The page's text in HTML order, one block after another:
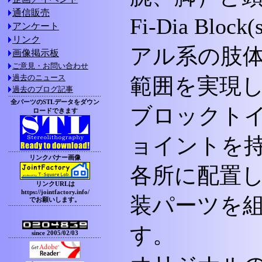
通信販売
アンケート
リンク
画像掲示板
ご意見・お問い合わせ
過去のニュース
過去のブログ記事
全パーツのSTLデータをダウン
ロードできます
リンクバナー画像
リンクURLは
https://jointfactory.info/
でお願いします。
since 2005/02/03
Fi-Dia
アル系の肢
範囲を実現
ブロックト
ョイントを
各所に配置
装パーツを
す。